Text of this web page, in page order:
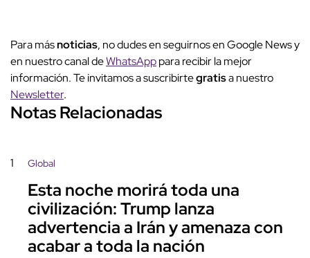
Para másnoticias, no dudes en seguirnos en Google News y
en nuestro canal deWhatsApppara recibir la mejor
información. Te invitamos a suscribirtegratisa nuestro
Newsletter.
Notas Relacionadas
1 Global
Esta noche morirá toda una
civilización: Trump lanza
advertencia a Irán y amenaza con
acabar a toda la nación